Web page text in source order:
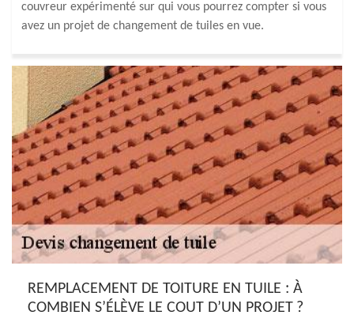
couvreur expérimenté sur qui vous pourrez compter si vous
avez un projet de changement de tuiles en vue.
REMPLACEMENT DE TOITURE EN TUILE : À
COMBIEN S’ÉLÈVE LE COUT D’UN PROJET ?